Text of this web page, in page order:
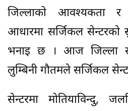
जिल्लाको आवश्यकता र
आधारमा सर्जिकल सेन्टरको
भनाइ छ । आज जिल्ला
लुम्बिनी गौतमले सर्जिकल
सेन्टरमा मोतियाविन्दु,